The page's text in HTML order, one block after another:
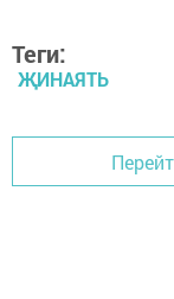
Теги:
ҖИНАЯТЬ